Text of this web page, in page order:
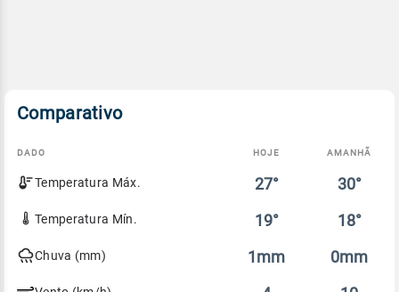
Comparativo
Comparativo
entre
previsão
hoje
DADO HOJE AMANHÃ
Temperatura Máx. 27° 30°
Temperatura Mín. 19° 18°
Chuva (mm) 1mm 0mm